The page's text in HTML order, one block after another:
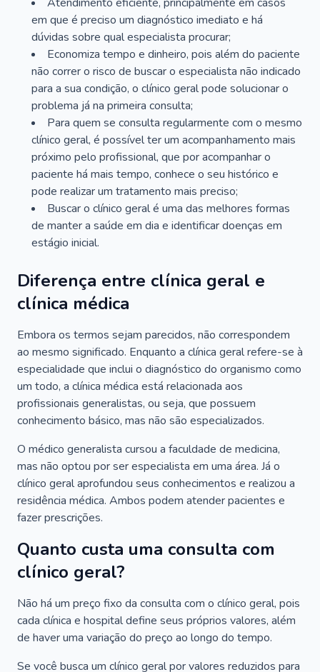
em que é preciso um diagnóstico imediato e há
dúvidas sobre qual especialista procurar;
Economiza tempo e dinheiro, pois além do paciente
não correr o risco de buscar o especialista não indicado
para a sua condição, o clínico geral pode solucionar o
problema já na primeira consulta;
Para quem se consulta regularmente com o mesmo
clínico geral, é possível ter um acompanhamento mais
próximo pelo profissional, que por acompanhar o
paciente há mais tempo, conhece o seu histórico e
pode realizar um tratamento mais preciso;
Buscar o clínico geral é uma das melhores formas
de manter a saúde em dia e identificar doenças em
estágio inicial.
Diferença entre clínica geral e
clínica médica
Embora os termos sejam parecidos, não correspondem
ao mesmo significado. Enquanto a clínica geral refere-se à
especialidade que inclui o diagnóstico do organismo como
um todo, a clínica médica está relacionada aos
profissionais generalistas, ou seja, que possuem
conhecimento básico, mas não são especializados.
O médico generalista cursou a faculdade de medicina,
mas não optou por ser especialista em uma área. Já o
clínico geral aprofundou seus conhecimentos e realizou a
residência médica. Ambos podem atender pacientes e
fazer prescrições.
Quanto custa uma consulta com
clínico geral?
Não há um preço fixo da consulta com o clínico geral, pois
cada clínica e hospital define seus próprios valores, além
de haver uma variação do preço ao longo do tempo.
Se você busca um clínico geral por valores reduzidos para